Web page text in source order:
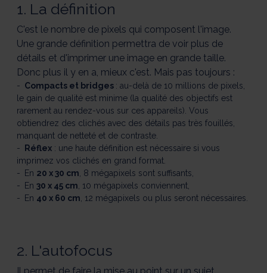
prosprospros
1. La définition
C'est le nombre de pixels qui composent l'image.
Une grande définition permettra de voir plus de
détails et d'imprimer une image en grande taille.
Donc plus il y en a, mieux c'est. Mais pas toujours :
Compacts et bridges : au-delà de 10 millions de pixels,
le gain de qualité est minime (la qualité des objectifs est
rarement au rendez-vous sur ces appareils). Vous
obtiendrez des clichés avec des détails pas très fouillés,
manquant de netteté et de contraste.
Réflex : une haute définition est nécessaire si vous
imprimez vos clichés en grand format.
En 20 x 30 cm, 8 mégapixels sont suffisants,
En 30 x 45 cm, 10 mégapixels conviennent,
En 40 x 60 cm, 12 mégapixels ou plus seront nécessaires.
2. L'autofocus